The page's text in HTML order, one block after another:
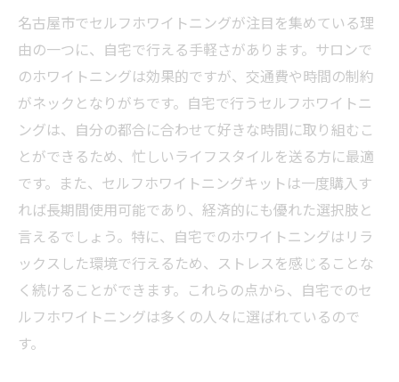
セルフホワイトニングを始める前に知って
おくべきこと
セルフホワイトニングの基本知識と名古屋市の
初心者向けセルフホワイトニングの基礎知
識
名古屋市でのセルフホワイトニング最新ト
レンド
セルフホワイトニングとプロフェッショナ
ルの違い
ホワイトニング効果を高める方法
名古屋市でセルフホワイトニングが注目を集めている理
由の一つに、自宅で行える手軽さがあります。サロンで
のホワイトニングは効果的ですが、交通費や時間の制約
がネックとなりがちです。自宅で行うセルフホワイトニ
ングは、自分の都合に合わせて好きな時間に取り組むこ
とができるため、忙しいライフスタイルを送る方に最適
です。また、セルフホワイトニングキットは一度購入す
れば長期間使用可能であり、経済的にも優れた選択肢と
言えるでしょう。特に、自宅でのホワイトニングはリラ
ックスした環境で行えるため、ストレスを感じることな
く続けることができます。これらの点から、自宅でのセ
ルフホワイトニングは多くの人々に選ばれているので
す。